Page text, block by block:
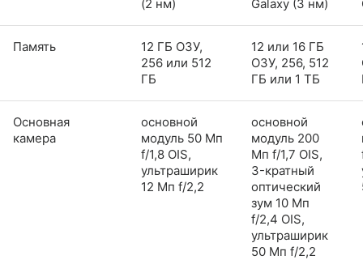
(2 нм)
Galaxy (3 нм)
Память
12 ГБ ОЗУ,
256 или 512
ГБ
12 или 16 ГБ
ОЗУ, 256, 512
ГБ или 1 ТБ
Основная
камера
основной
модуль 50 Мп
f/1,8 OIS,
ультраширик
12 Мп f/2,2
основной
модуль 200
Мп f/1,7 OIS,
3-кратный
оптический
зум 10 Мп
f/2,4 OIS,
ультраширик
50 Мп f/2,2